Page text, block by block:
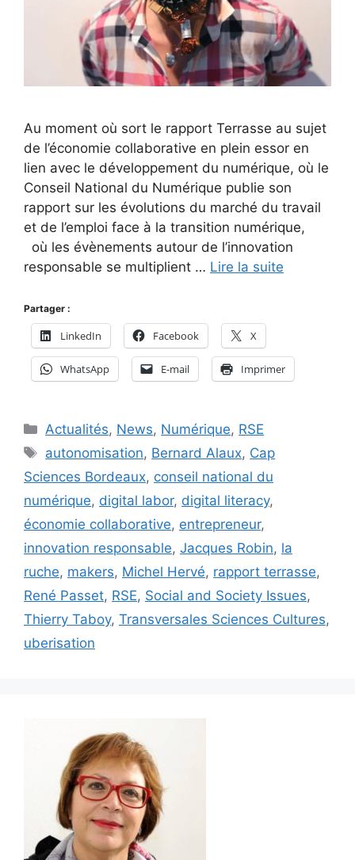
Au moment où sort le rapport Terrasse au sujet
de l’économie collaborative en plein essor en
lien avec le développement du numérique, où le
Conseil National du Numérique publie son
rapport sur les évolutions du marché du travail
et de l’emploi face à la transition numérique,
où les évènements autour de l’innovation
responsable se multiplient … Lire la suite
Partager :
LinkedIn Facebook X
WhatsApp E-mail Imprimer
Catégories
Actualités, News, Numérique, RSE
Étiquettes
autonomisation, Bernard Alaux, Cap
Sciences Bordeaux, conseil national du
numérique, digital labor, digital literacy,
économie collaborative, entrepreneur,
innovation responsable, Jacques Robin, la
ruche, makers, Michel Hervé, rapport terrasse,
René Passet, RSE, Social and Society Issues,
Thierry Taboy, Transversales Sciences Cultures,
uberisation